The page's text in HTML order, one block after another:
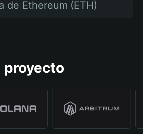
de Ethereum (ETH)
proyecto